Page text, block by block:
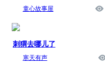
童心故事屋
刺猬去哪儿了
寒天有声